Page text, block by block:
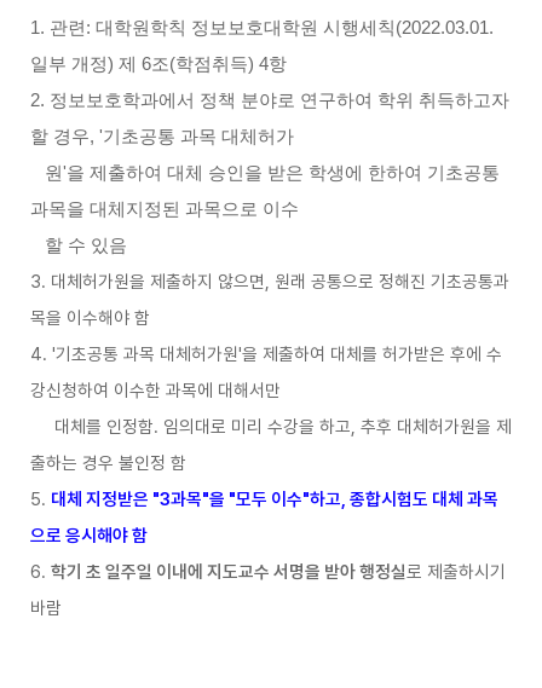
1. 관련: 대학원학칙 정보보호대학원 시행세칙(2022.03.01.
일부 개정) 제 6조(학점취득) 4항
2. 정보보호학과에서 정책 분야로 연구하여 학위 취득하고자
할 경우, '기초공통 과목 대체허가
원'을 제출하여 대체 승인을 받은 학생에 한하여 기초공통
과목을 대체지정된 과목으로 이수
할 수 있음
3. 대체허가원을 제출하지 않으면, 원래 공통으로 정해진 기초공통과
목을 이수해야 함
4. '기초공통 과목 대체허가원'을 제출하여 대체를 허가받은 후에 수
강신청하여 이수한 과목에 대해서만
대체를 인정함. 임의대로 미리 수강을 하고, 추후 대체허가원을 제
출하는 경우 불인정 함
5. 대체 지정받은 "3과목"을 "모두 이수"하고, 종합시험도 대체 과목
으로 응시해야 함
6. 학기 초 일주일 이내에 지도교수 서명을 받아 행정실로 제출하시기
바람